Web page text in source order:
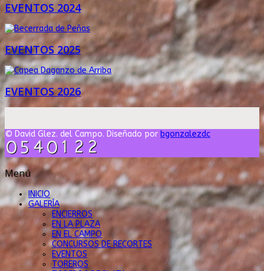
EVENTOS 2024
EVENTOS 2025
EVENTOS 2026
© David Glez. del Campo. Diseñado por bgonzalezdc
Menú
INICIO
GALERÍA
ENCIERROS
EN LA PLAZA
EN EL CAMPO
CONCURSOS DE RECORTES
EVENTOS
TOREROS